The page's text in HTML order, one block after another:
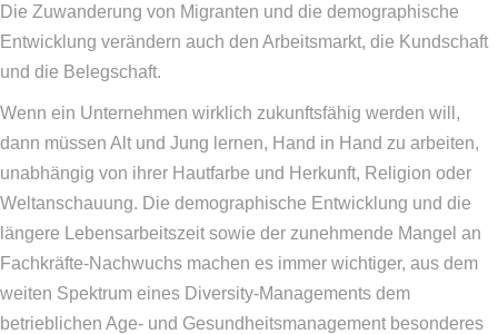
Die Zuwanderung von Migranten und die demographische
Entwicklung verändern auch den Arbeitsmarkt, die Kundschaft
und die Belegschaft.
Wenn ein Unternehmen wirklich zukunftsfähig werden will,
dann müssen Alt und Jung lernen, Hand in Hand zu arbeiten,
unabhängig von ihrer Hautfarbe und Herkunft, Religion oder
Weltanschauung. Die demographische Entwicklung und die
längere Lebensarbeitszeit sowie der zunehmende Mangel an
Fachkräfte-Nachwuchs machen es immer wichtiger, aus dem
weiten Spektrum eines Diversity-Managements dem
betrieblichen Age- und Gesundheitsmanagement besonderes